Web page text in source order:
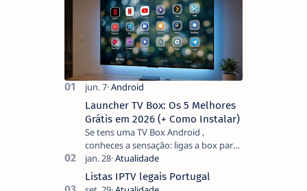
Launcher TV Box: Os 5 Melhores
Grátis em 2026 (+ Como Instalar)
Se tens uma TV Box Android ,
conheces a sensação: ligas a box para
ver um filme e o ecrã inicial está
coberto de sugestões que não
pediste, ban…
Listas IPTV legais Portugal